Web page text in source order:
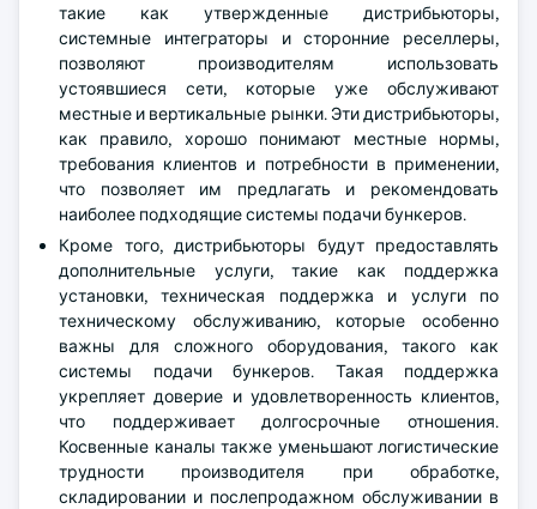
такие как утвержденные дистрибьюторы,
системные интеграторы и сторонние реселлеры,
позволяют производителям использовать
устоявшиеся сети, которые уже обслуживают
местные и вертикальные рынки. Эти дистрибьюторы,
как правило, хорошо понимают местные нормы,
требования клиентов и потребности в применении,
что позволяет им предлагать и рекомендовать
наиболее подходящие системы подачи бункеров.
Кроме того, дистрибьюторы будут предоставлять
дополнительные услуги, такие как поддержка
установки, техническая поддержка и услуги по
техническому обслуживанию, которые особенно
важны для сложного оборудования, такого как
системы подачи бункеров. Такая поддержка
укрепляет доверие и удовлетворенность клиентов,
что поддерживает долгосрочные отношения.
Косвенные каналы также уменьшают логистические
трудности производителя при обработке,
складировании и послепродажном обслуживании в